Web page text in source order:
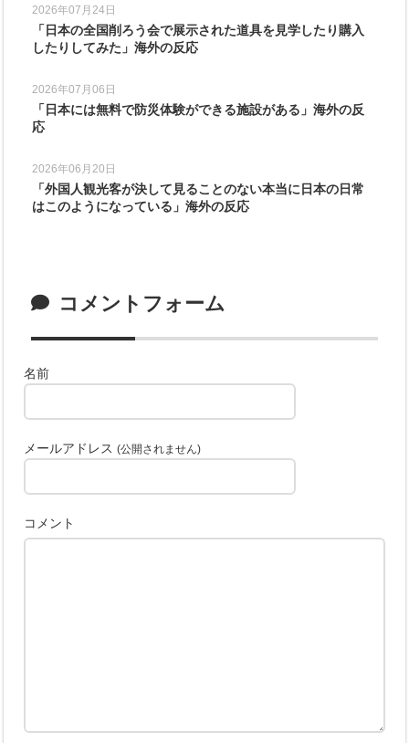
2026年07月24日
「日本の全国削ろう会で展示された道具を見学したり購入
したりしてみた」海外の反応
2026年07月06日
「日本には無料で防災体験ができる施設がある」海外の反
応
2026年06月20日
「外国人観光客が決して見ることのない本当に日本の日常
はこのようになっている」海外の反応
コメントフォーム
名前
メールアドレス(公開されません)
コメント